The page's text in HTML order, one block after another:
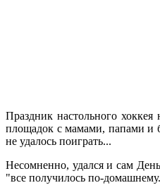
Праздник настольного
площадок с мамами, папами и
не удалось поиграть...
Несомненно, удался и сам
"все получилось по-